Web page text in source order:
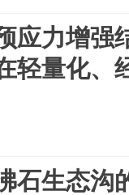
应力增强
轻量化、
石生态沟